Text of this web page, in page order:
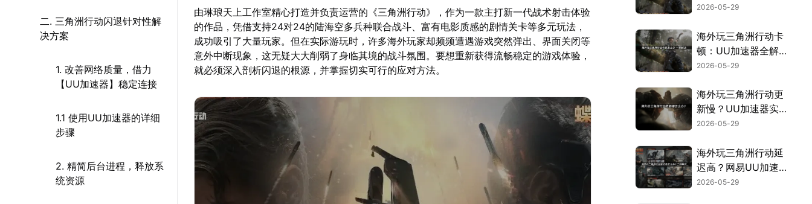
二. 三角洲行动闪退针对性解
决方案
1. 改善网络质量，借力
【UU加速器】稳定连接
1.1 使用UU加速器的详细
步骤
2. 精简后台进程，释放系
统资源
由琳琅天上工作室精心打造并负责运营的《三角洲行动》，作为一款主打新一代战术射击体验
的作品，凭借支持24对24的陆海空多兵种联合战斗、富有电影质感的剧情关卡等多元玩法，
成功吸引了大量玩家。但在实际游玩时，许多海外玩家却频频遭遇游戏突然弹出、界面关闭等
意外中断现象，这无疑大大削弱了身临其境的战斗氛围。要想重新获得流畅稳定的游戏体验，
就必须深入剖析闪退的根源，并掌握切实可行的应对方法。
析！
2026-05-29
海外玩三角洲行动卡
顿：UU加速器全解
析！
2026-05-29
海外玩三角洲行动更
新慢？UU加速器实
测有效解决！
2026-05-29
海外玩三角洲行动延
迟高？网易UU加速
器稳定提速指南！
2026-05-29